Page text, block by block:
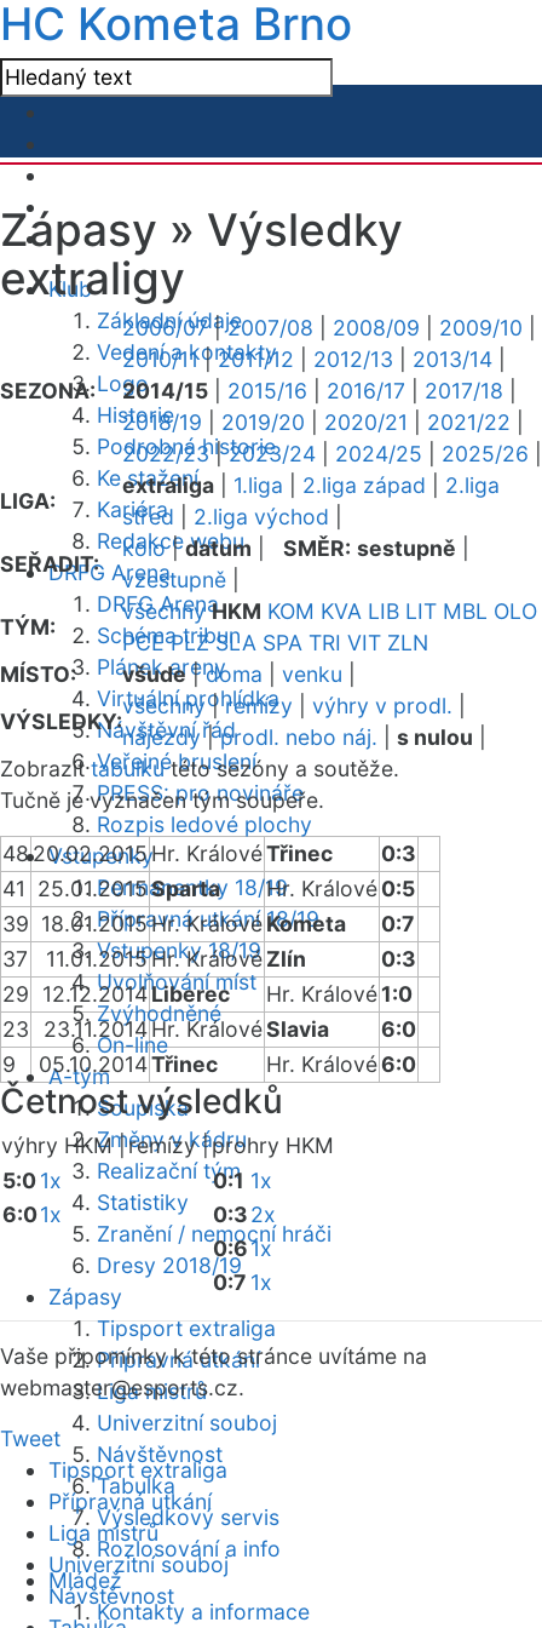
HC Kometa Brno
Klub
Základní údaje
Vedení a kontakty
Logo
Historie
Podrobná historie
Ke stažení
Kariéra
Redakce webu
DRFG Arena
DRFG Arena
Schéma tribun
Plánek areny
Virtuální prohlídka
Návštěvní řád
Veřejné bruslení
PRESS: pro novináře
Rozpis ledové plochy
Vstupenky
Permanentky 18/19
Přípravná utkání 18/19
Vstupenky 18/19
Uvolňování míst
Zvýhodněné
On-line
A-tým
Soupiska
Změny v kádru
Realizační tým
Statistiky
Zranění / nemocní hráči
Dresy 2018/19
Zápasy
Tipsport extraliga
Přípravná utkání
Liga mistrů
Univerzitní souboj
Návštěvnost
Tabulka
Výsledkový servis
Rozlosování a info
Mládež
Kontakty a informace
Zápasy » Výsledky
extraligy
SEZONA:
2006/07|2007/08 2008/09 2009/10
2010/11|2011/12 2012/13 2013/14
2014/15
2015/16 2016/17 2017/18
2018/19
2019/20 2020/21 2021/22
2022/23|2023/24 2024/25 2025/26
LIGA:
extraliga 1.liga 2.liga západ
2.liga
střed
2.liga východ
SEŘADIT:
kolo|datum SMĚR: sestupně
vzestupně
TÝM:
všechny HKM KOM KVA LIB LIT MBL OLO
PCE PLZ SLA SPA TRI VIT ZLN
MÍSTO:
všude|doma venku
VÝSLEDKY:
všechny|remízy výhry v prodl.
nájezdy|prodl. nebo náj. s nulou
Zobrazittabulkutéto sezóny a soutěže.
Tučně je vyznačen tým soupeře.
4820.02.2015Hr. KrálovéTřinec
0:3
41
25.01.2015Sparta Hr. Králové0:5
39 18.01.2015Hr. KrálovéKometa
0:7
37
11.01.2015Hr. KrálovéZlín
0:3
29
12.12.2014Liberec Hr. Králové1:0
23
23.11.2014Hr. KrálovéSlavia
6:0
9
05.10.2014Třinec Hr. Králové6:0
Četnost výsledků
výhry HKM |remízy |prohry HKM
5:01x
6:01x
0:1 1x
0:32x
0:61x
0:7 1x
Vaše připomínky k této stránce uvítáme na
webmaster@esports.cz.
Tweet
Tipsport extraliga
Přípravná utkání
Liga mistrů
Univerzitní souboj
Návštěvnost